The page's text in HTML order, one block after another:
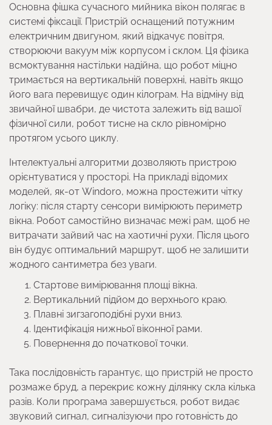
Основна фішка сучасного мийника вікон полягає в
системі фіксації. Пристрій оснащений потужним
електричним двигуном, який відкачує повітря,
створюючи вакуум між корпусом і склом. Ця фізика
всмоктування настільки надійна, що робот міцно
тримається на вертикальній поверхні, навіть якщо
його вага перевищує один кілограм. На відміну від
звичайної швабри, де чистота залежить від вашої
фізичної сили, робот тисне на скло рівномірно
протягом усього циклу.
Інтелектуальні алгоритми дозволяють пристрою
орієнтуватися у просторі. На прикладі відомих
моделей, як-от Windoro, можна простежити чітку
логіку: після старту сенсори вимірюють периметр
вікна. Робот самостійно визначає межі рам, щоб не
витрачати зайвий час на хаотичні рухи. Після цього
він будує оптимальний маршрут, щоб не залишити
жодного сантиметра без уваги.
Стартове вимірювання площі вікна.
Вертикальний підйом до верхнього краю.
Плавні зигзагоподібні рухи вниз.
Ідентифікація нижньої віконної рами.
Повернення до початкової точки.
Така послідовність гарантує, що пристрій не просто
розмаже бруд, а перекриє кожну ділянку скла кілька
разів. Коли програма завершується, робот видає
звуковий сигнал, сигналізуючи про готовність до